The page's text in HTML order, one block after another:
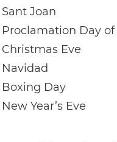
Sant Joan
Proclamation Day
Christmas Eve
Navidad
Boxing Day
New Year’s Eve